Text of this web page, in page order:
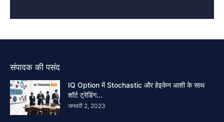
संपादक की पसंद
IQ Option में Stochastic और हेइकेन आशी के साथ
शॉर्ट ट्रेडिंग...
जनवरी 2, 2023